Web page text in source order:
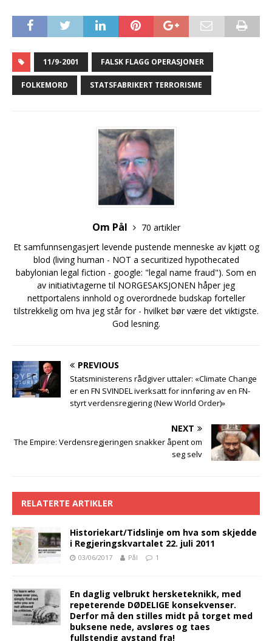
11/9-2001 FALSK FLAGG OPERASJONER
FOLKEMORD STATSFABRIKERT TERRORISME
Om Pål
70 artikler
Et samfunnsengasjert levende pustende menneske av kjøtt og
blod (living human - NOT a securitized hypothecated
babylonian legal fiction - google: "legal name fraud"). Som en
av initiativtagerne til NORGESAKSJONEN håper jeg
nettportalens innhold og overordnede budskap forteller
tilstrekkelig om hva jeg står for - hvilket bør være det viktigste.
God lesning.
PREVIOUS
Statsministerens rådgiver uttaler: «Climate Change
er en FN SVINDEL iverksatt for innføring av en FN-
styrt verdensregjering (New World Order)»
NEXT
The Empire: Verdensregjeringen snakker åpent om
seg selv
RELATERTE ARTIKLER
Historiekart/Tidslinje om hva som skjedde
i Regjeringskvartalet 22. juli 2011
03/06/2017 Pål 1
En daglig velbrukt hersketeknikk, med
repeterende DØDELIGE konsekvenser.
Derfor må den stilles midt på torget med
buksene nede, avsløres og taes
fullstendig avstand fra!